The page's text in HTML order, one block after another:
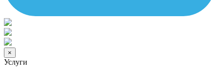
×
Услуги